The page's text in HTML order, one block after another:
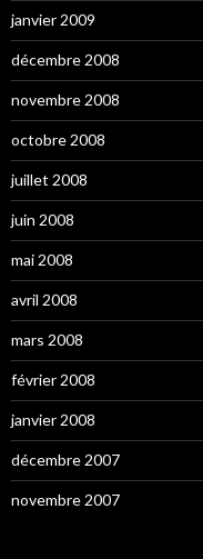
janvier 2009
décembre 2008
novembre 2008
octobre 2008
juillet 2008
juin 2008
mai 2008
avril 2008
mars 2008
février 2008
janvier 2008
décembre 2007
novembre 2007